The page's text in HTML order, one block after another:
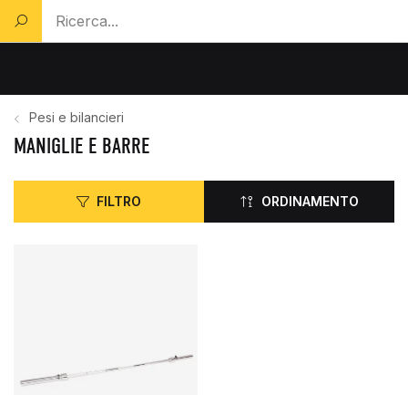
Pesi e bilancieri
MANIGLIE E BARRE
FILTRO ORDINAMENTO